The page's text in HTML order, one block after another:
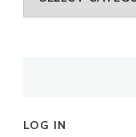
MỤC
LOG IN